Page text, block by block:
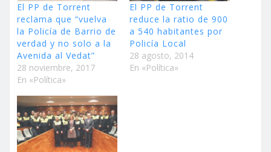
El PP de Torrent
reclama que “vuelva
la Policía de Barrio de
verdad y no solo a la
Avenida al Vedat”
28 noviembre, 2017
En «Política»
El PP de Torrent
reduce la ratio de 900
a 540 habitantes por
Policía Local
28 agosto, 2014
En «Política»